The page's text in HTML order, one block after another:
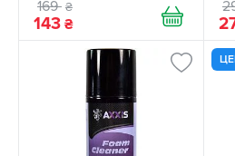
169 ₴
143 ₴